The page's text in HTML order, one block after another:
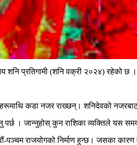
प्रतिगामी (शनि वक्री २०२४) रहेको छ
कडा नजर राख्छन्। शनिदेवको
पर्छ । जान्नुहोस् कुन राशिका व्यक्तिले यस
राजयोगको निर्माण हुन्छ। जसका कारण